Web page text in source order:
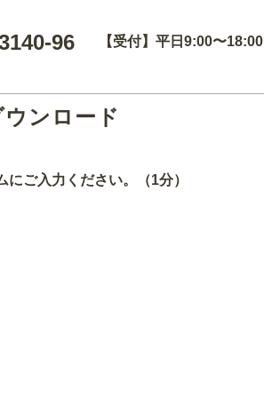
96 【受付】平日9:00〜18:00
ンロード
にご入力ください。（1分）